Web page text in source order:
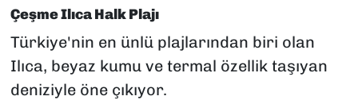
Çeşme Ilıca Halk Plajı
Türkiye'nin en ünlü plajlarından biri olan
Ilıca, beyaz kumu ve termal özellik taşıyan
deniziyle öne çıkıyor.